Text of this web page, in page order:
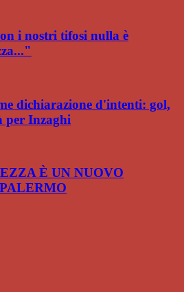
i nostri tifosi nulla è
dichiarazione d'intenti: gol,
per Inzaghi
È UN NUOVO